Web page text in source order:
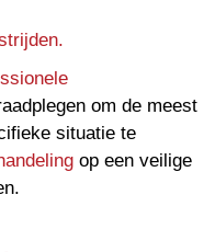
om de meest
situatie te
op een veilige